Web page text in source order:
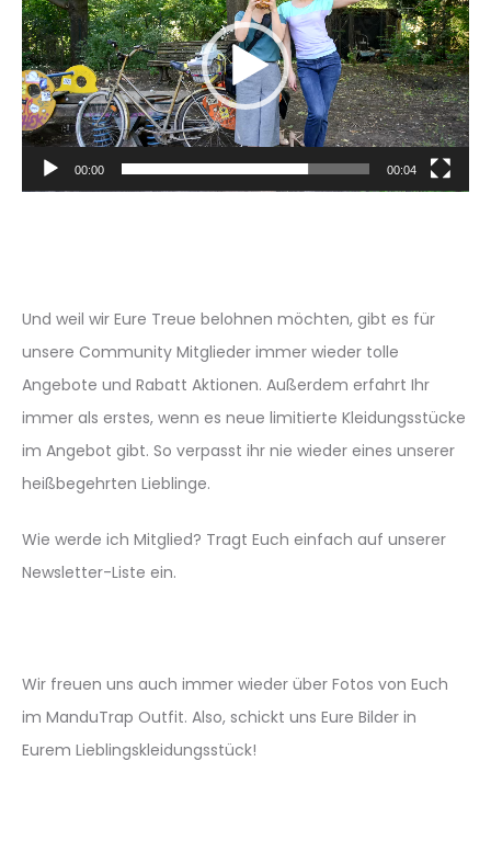
00:00 00:04
Und weil wir Eure Treue belohnen möchten, gibt es für
unsere Community Mitglieder immer wieder tolle
Angebote und Rabatt Aktionen. Außerdem erfahrt Ihr
immer als erstes, wenn es neue limitierte Kleidungsstücke
im Angebot gibt. So verpasst ihr nie wieder eines unserer
heißbegehrten Lieblinge.
Wie werde ich Mitglied? Tragt Euch einfach auf unserer
Newsletter-Liste ein.
Wir freuen uns auch immer wieder über Fotos von Euch
im ManduTrap Outfit. Also, schickt uns Eure Bilder in
Eurem Lieblingskleidungsstück!